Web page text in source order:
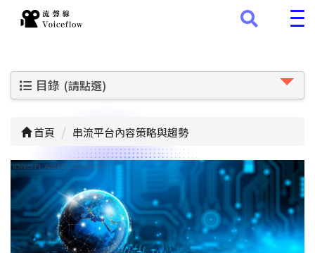
目錄 (請點選)
首頁 串流平台內容策略與趨勢